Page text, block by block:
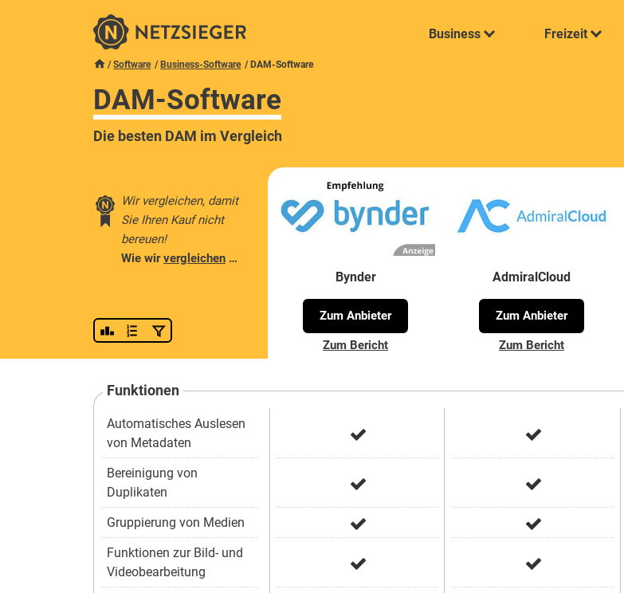
Business Freizeit
Software Business-Software DAM-Software
DAM-Software
Die besten DAM im Vergleich
Wir vergleichen, damit
Sie Ihren Kauf nicht
bereuen!
Wie wirvergleichen …
Bynder
Zum Anbieter
Zum Bericht
AdmiralCloud
Zum Anbieter
Zum Bericht
Funktionen
Automatisches Auslesen
von Metadaten
Bereinigung von
Duplikaten
Gruppierung von Medien
Funktionen zur Bild- und
Videobearbeitung